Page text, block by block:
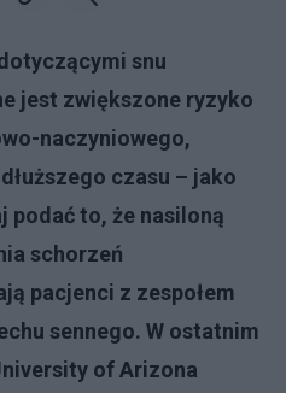
snu
jest zwiększone ryzyko
naczyniowego,
czasu – jako
podać to, że nasiloną
schorzeń
pacjenci z zespołem
sennego. W ostatnim
of Arizona